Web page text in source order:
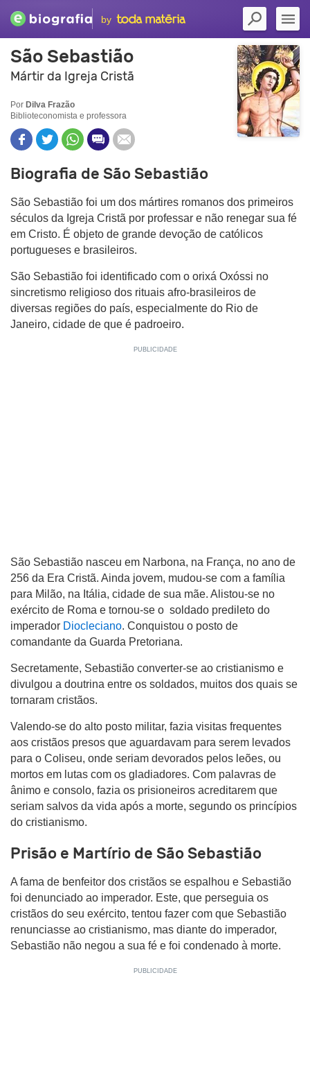
by
São Sebastião
Mártir da Igreja Cristã
Por Dilva Frazão
Biblioteconomista e professora
Biografia de São Sebastião
São Sebastião foi um dos mártires romanos dos primeiros
séculos da Igreja Cristã por professar e não renegar sua fé
em Cristo. É objeto de grande devoção de católicos
portugueses e brasileiros.
São Sebastião foi identificado com o orixá Oxóssi no
sincretismo religioso dos rituais afro-brasileiros de
diversas regiões do país, especialmente do Rio de
Janeiro, cidade de que é padroeiro.
São Sebastião nasceu em Narbona, na França, no ano de
256 da Era Cristã. Ainda jovem, mudou-se com a família
para Milão, na Itália, cidade de sua mãe. Alistou-se no
exército de Roma e tornou-se o soldado predileto do
imperador Diocleciano. Conquistou o posto de
comandante da Guarda Pretoriana.
Secretamente, Sebastião converter-se ao cristianismo e
divulgou a doutrina entre os soldados, muitos dos quais se
tornaram cristãos.
Valendo-se do alto posto militar, fazia visitas frequentes
aos cristãos presos que aguardavam para serem levados
para o Coliseu, onde seriam devorados pelos leões, ou
mortos em lutas com os gladiadores. Com palavras de
ânimo e consolo, fazia os prisioneiros acreditarem que
seriam salvos da vida após a morte, segundo os princípios
do cristianismo.
Prisão e Martírio de São Sebastião
A fama de benfeitor dos cristãos se espalhou e Sebastião
foi denunciado ao imperador. Este, que perseguia os
cristãos do seu exército, tentou fazer com que Sebastião
renunciasse ao cristianismo, mas diante do imperador,
Sebastião não negou a sua fé e foi condenado à morte.